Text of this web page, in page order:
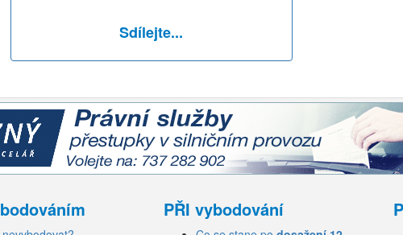
Sdílejte...
PŘI vybodování